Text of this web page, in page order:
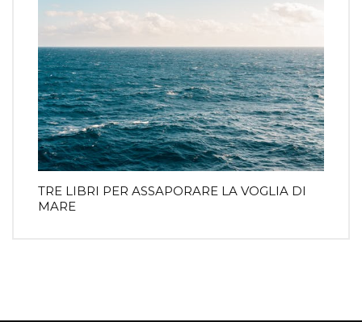
TRE LIBRI PER ASSAPORARE LA VOGLIA DI
MARE